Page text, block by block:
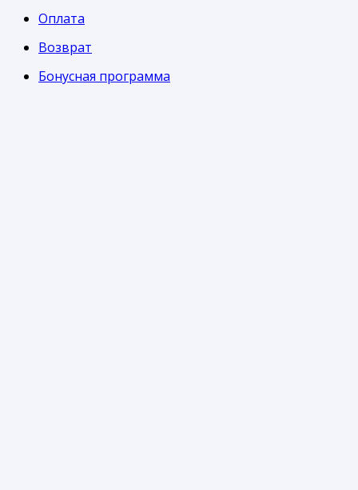
Оплата
Возврат
Бонусная программа